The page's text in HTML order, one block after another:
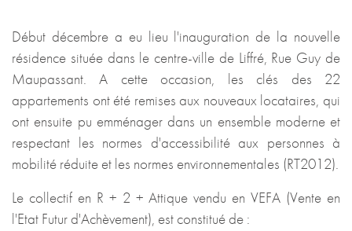
Début décembre a eu lieu l'inauguration de la nouvelle
résidence située dans le centre-ville de Liffré, Rue Guy de
Maupassant. A cette occasion, les clés des 22
appartements ont été remises aux nouveaux locataires, qui
ont ensuite pu emménager dans un ensemble moderne et
respectant les normes d'accessibilité aux personnes à
mobilité réduite et les normes environnementales (RT2012).
Le collectif en R + 2 + Attique vendu en VEFA (Vente en
l'Etat Futur d'Achèvement), est constitué de :